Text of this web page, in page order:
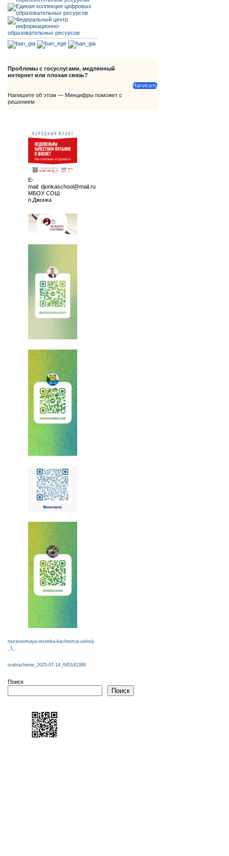
Проблемы с госуслугами, медленный
интернет или плохая связь?
Напишите об этом — Минцифры поможет с
решением
Написать
E-
mail: djonkaschool@mail.ru
МБОУ СОШ
п.Джонка
nezavisimaya-otsenka-kachestva-uslovij-
_1_
izobrazhenie_2025-07-14_045141396
Поиск
Поиск